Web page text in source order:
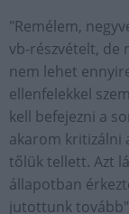
"Remélem,
vb-részvételt, de
nem lehet
ellenfelekkel
kell befejezni a
akarom kritizálni
tőlük tellett. Azt
állapotban
jutottunk tovább"